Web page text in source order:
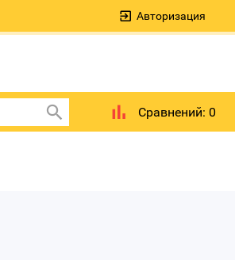
Авторизация
Сравнений: 0